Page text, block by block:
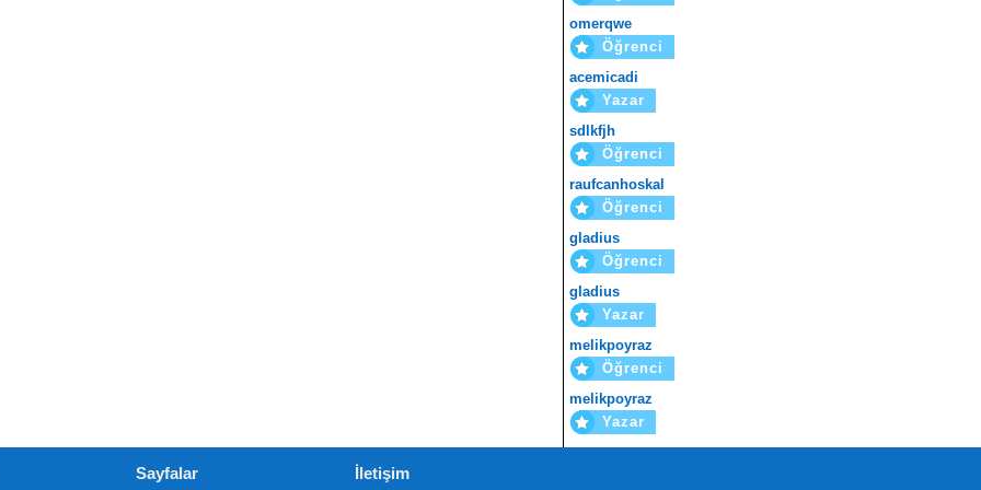
omerqwe
Öğrenci
acemicadi
Yazar
sdlkfjh
Öğrenci
raufcanhoskal
Öğrenci
gladius
Öğrenci
gladius
Yazar
melikpoyraz
Öğrenci
melikpoyraz
Yazar
Sayfalar İletişim